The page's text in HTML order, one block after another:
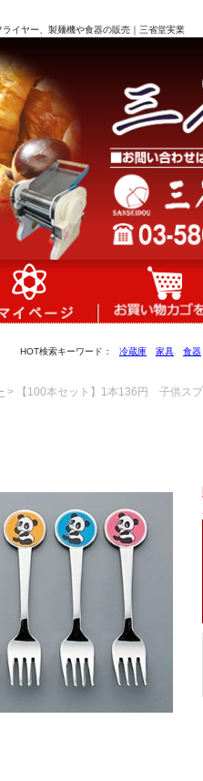
ヤー、製麺機や食器の販売｜三省堂実業
HOT検索キーワード： 冷蔵庫 家具 食器
> 【100本セット】1本136円 子供ス